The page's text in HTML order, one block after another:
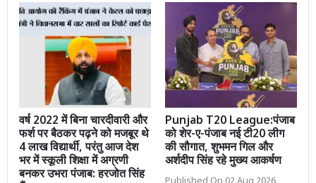
वर्ष 2022 में बिना चारदीवारी और
फर्श पर बैठकर पढ़ने को मजबूर थे
4 लाख विद्यार्थी, परंतु आज देश
भर में स्कूली शिक्षा में अग्रणी
बनकर उभरा पंजाब: हरजोत सिंह
Punjab T20 League:पंजाब
को शेर-ए-पंजाब नई टी20 लीग
की सौगात, शुभमन गिल और
अर्शदीप सिंह रहे मुख्य आकर्षण